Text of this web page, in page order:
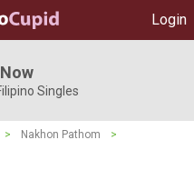
Login
Singles
> Nakhon Pathom
>